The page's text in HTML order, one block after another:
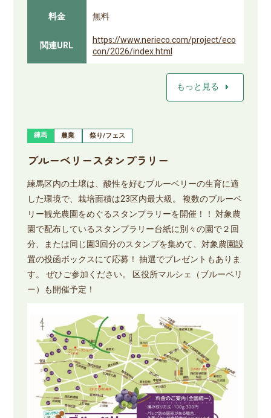
料金
無料
関連URL
https://www.nerieco.com/project/eco
con/2026/index.html
もっと見る arrow_right
練馬 農業 祭り/フェス
ブルーベリースタンプラリー
練馬区内の土壌は、酸性を好むブルーベリーの生育に適
した環境で、栽培面積は23区内最大級。 複数のブルーベ
リー観光農園をめぐるスタンプラリーを開催！！ 対象農
園で配布しているスタンプラリー台紙に別々の園で２回
分、または同じ園3回分のスタンプを集めて、対象農園設
置の投函ボックスにて応募！ 抽選でプレゼントもありま
す。 ぜひご参加ください。 区役所マルシェ（ブルーベリ
ー）も開催予定！